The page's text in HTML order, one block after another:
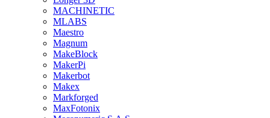
MACHINETIC
MLABS
Maestro
Magnum
MakeBlock
MakerPi
Makerbot
Makex
Markforged
MaxFotonix